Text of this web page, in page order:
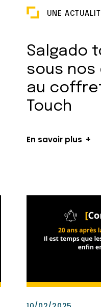
Salgado
sous nos
au
Touch
UNE
En savoir plus